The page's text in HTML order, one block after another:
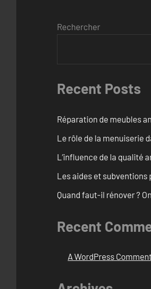
Rechercher
Recent Posts
Réparation de meubles
Le rôle de la menuiserie
L’influence de la qualité
Les aides et subventions
Quand faut-il rénover ?
Recent
A WordPress